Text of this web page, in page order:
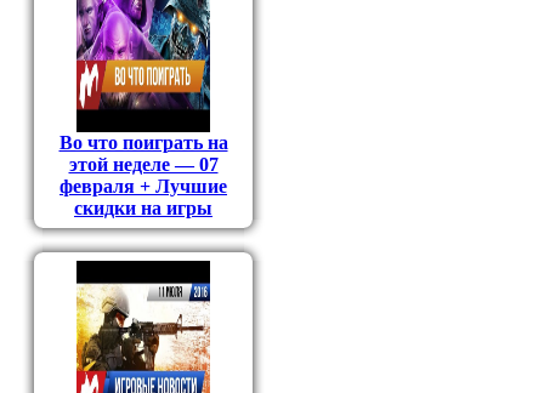
Во что поиграть на
этой неделе — 07
февраля + Лучшие
скидки на игры